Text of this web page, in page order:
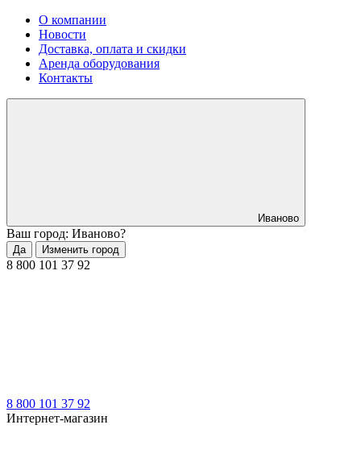
О компании
Новости
Доставка, оплата и скидки
Аренда оборудования
Контакты
Иваново
Ваш город: Иваново?
Да Изменить город
8 800 101 37 92
8 800 101 37 92
Интернет-магазин